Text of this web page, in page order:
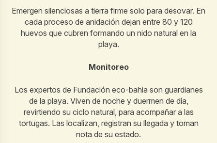
Emergen silenciosas a tierra firme solo para desovar. En
cada proceso de anidación dejan entre 80 y 120
huevos que cubren formando un nido natural en la
playa.
Monitoreo
Los expertos de Fundación eco-bahia son guardianes
de la playa. Viven de noche y duermen de día,
revirtiendo su ciclo natural, para acompañar a las
tortugas. Las localizan, registran su llegada y toman
nota de su estado.